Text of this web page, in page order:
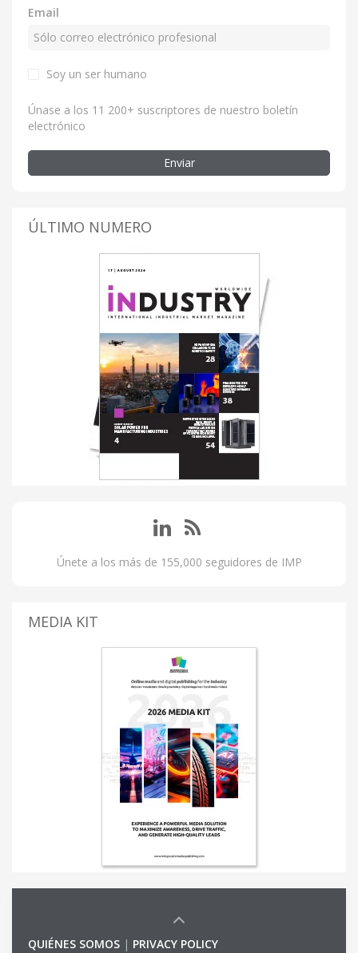
Email
Soy un ser humano
Únase a los 11 200+ suscriptores de nuestro boletín
electrónico
Enviar
ÚLTIMO NUMERO
Únete a los más de 155,000 seguidores de IMP
MEDIA KIT
QUIÉNES SOMOS | PRIVACY POLICY